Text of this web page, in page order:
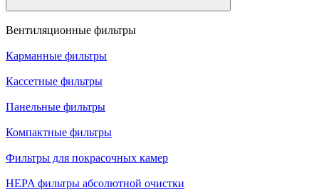
Вентиляционные фильтры
Карманные фильтры
Кассетные фильтры
Панельные фильтры
Компактные фильтры
Фильтры для покрасочных камер
HEPA фильтры абсолютной очистки